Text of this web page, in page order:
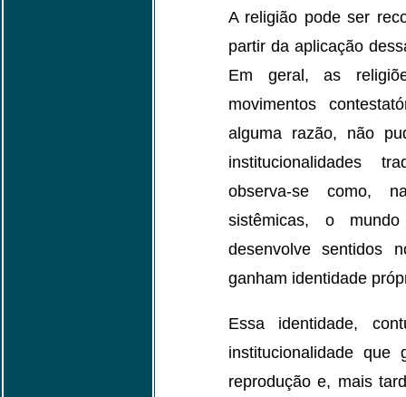
A religião pode ser
partir da aplicação
Em geral, as
movimentos
alguma razão, não
institucionalidades
observa-se como,
sistêmicas, o
desenvolve sentidos
ganham identidade
Essa identidade,
institucionalidade que
reprodução e, mais